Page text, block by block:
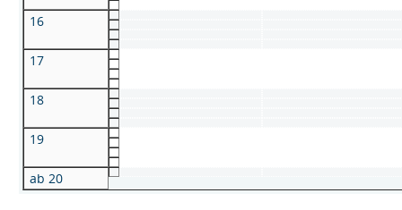
16
17
18
19
ab 20